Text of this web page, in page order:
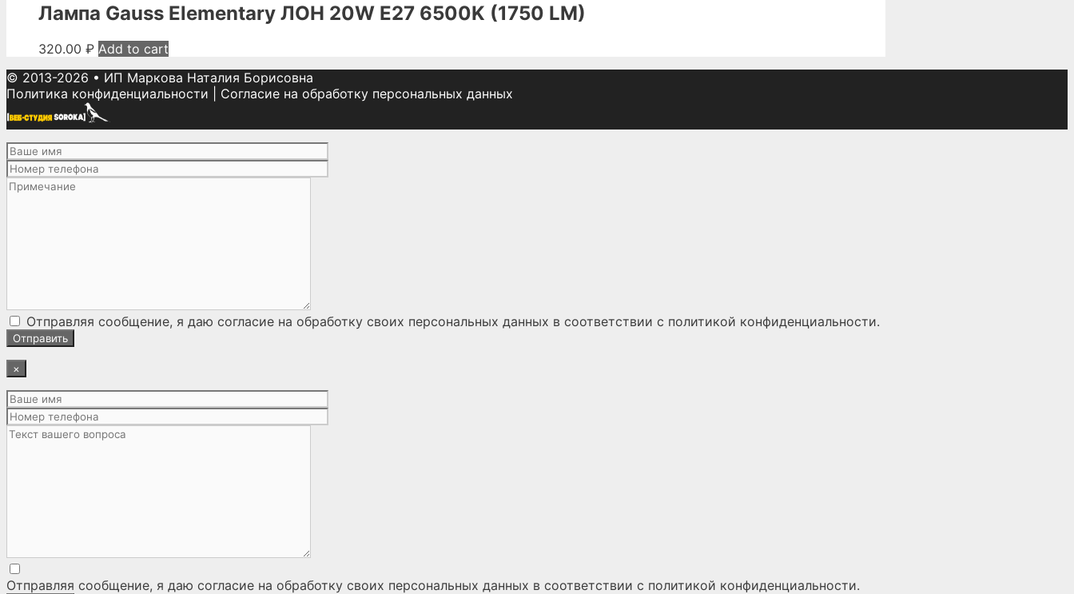
Лампа Gauss Elementary ЛОН 20W E27 6500K (1750 LM)
320.00 ₽ Add to cart
© 2013-2026 • ИП Маркова Наталия Борисовна
Политика конфиденциальности
Согласие на обработку персональных данных
Отправляя сообщение, я даю согласие на обработку своих персональных данных в соответствии с политикой конфиденциальности.
×
Отправляя сообщение, я даю согласие на обработку своих персональных данных в соответствии с политикой конфиденциальности.